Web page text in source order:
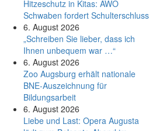
Hitzeschutz in Kitas: AWO
Schwaben fordert Schulterschluss
6. August 2026
„Schreiben Sie lieber, dass ich
Ihnen unbequem war …“
6. August 2026
Zoo Augsburg erhält nationale
BNE-Auszeichnung für
Bildungsarbeit
6. August 2026
Liebe und Last: Opera Augusta